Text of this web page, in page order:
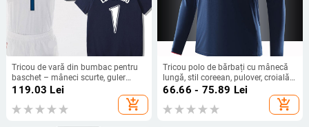
Tricou de vară din bumbac pentru
baschet – mâneci scurte, guler
rotund, croială sport, imprimare
119.03 Lei
add_shopping_cart
Tricou polo de bărbați cu mânecă
lungă, stil coreean, pulover, croială
lejeră, 85% bumbac, uscare rapidă,
66.66 - 75.89 Lei
add_shopping_cart